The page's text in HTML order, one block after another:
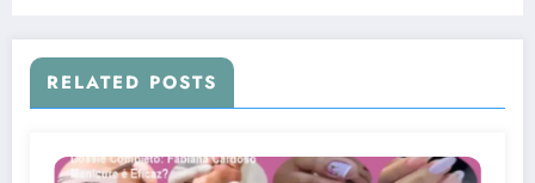
RELATED POSTS